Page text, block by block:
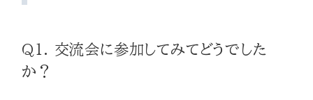
Q1. 交流会に参加してみてどうでした
か？